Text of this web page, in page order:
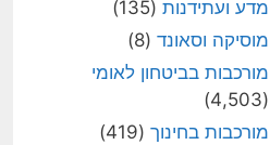
מדע ועתידנות (135)
מוסיקה וסאונד (8)
מורכבות בביטחון לאומי
(4,503)
מורכבות בחינוך (419)